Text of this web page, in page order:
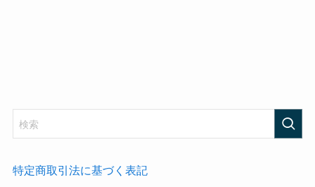
特定商取引法に基づく表記